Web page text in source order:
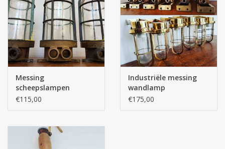
Messing
scheepslampen
Industria Rotterdam
€115,00
Industriële messing
wandlamp
scheepslampen
€175,00